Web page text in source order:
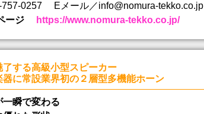
757-0257
Eメール／info@nomura-tekko.co.jp
ージ
https://www.nomura-tekko.co.jp/
了する高級小型スピーカー
器に常設業界初の２層型多機能ホーン
一瞬で変わる